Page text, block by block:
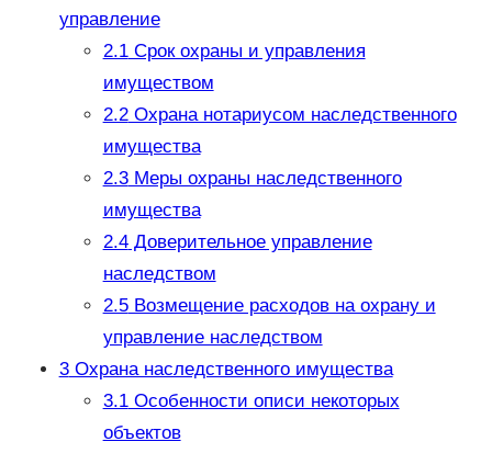
управление
2.1Срок охраны и управления
имуществом
2.2Охрана нотариусом наследственного
имущества
2.3Меры охраны наследственного
имущества
2.4Доверительное управление
наследством
2.5Возмещение расходов на охрану и
управление наследством
3Охрана наследственного имущества
3.1Особенности описи некоторых
объектов